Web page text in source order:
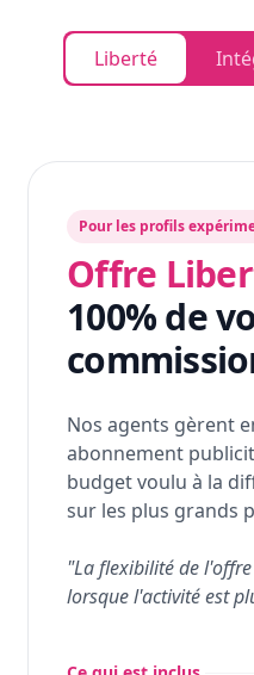
Liberté
Pour les profils
Offre
100% de
Nos agents gèrent
abonnement
budget voulu à la
sur les plus grands
"La flexibilité de
lorsque l'activité est